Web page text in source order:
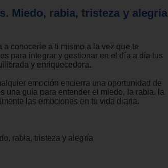
Miedo, rabia, tristeza y alegría
conocerte a ti mismo a la vez que te
para integrar y gestionar en el día a día tus
y enriquecedora.
emoción encierra una oportunidad de
una guía para entender el miedo, la rabia, la
las emociones en tu vida diaria.
rabia, tristeza y alegría